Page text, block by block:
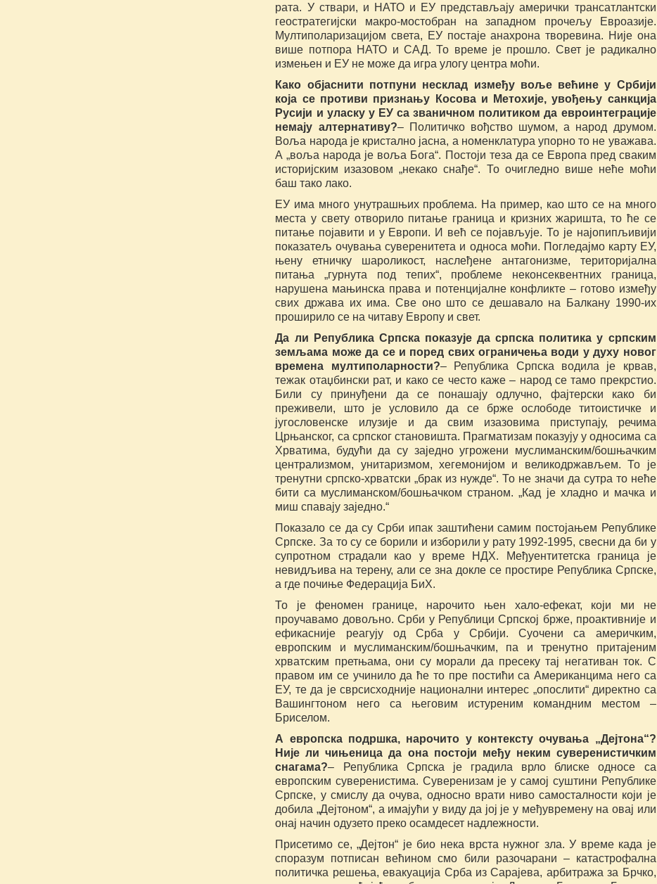
рата. У ствари, и НАТО и ЕУ представљају амерички трансатлантски
геостратегијски макро-мостобран на западном прочељу Евроазије.
Мултиполаризацијом света, ЕУ постаје анахрона творевина. Није она
више потпора НАТО и САД. То време је прошло. Свет је радикално
измењен и ЕУ не може да игра улогу центра моћи.
Како објаснити потпуни несклад између воље већине у Србији
која се противи признању Косова и Метохије, увођењу санкција
Русији и уласку у ЕУ са званичном политиком да евроинтеграције
немају алтернативу?– Политичко вођство шумом, а народ друмом.
Воља народа је кристално јасна, а номенклатура упорно то не уважава.
А „воља народа је воља Бога“. Постоји теза да се Европа пред сваким
историјским изазовом „некако снађе“. То очигледно више неће моћи
баш тако лако.
ЕУ има много унутрашњих проблема. На пример, као што се на много
места у свету отворило питање граница и кризних жаришта, то ће се
питање појавити и у Европи. И већ се појављује. То је најопипљивији
показатељ очувања суверенитета и односа моћи. Погледајмо карту ЕУ,
њену етничку шароликост, наслеђене антагонизме, територијална
питања „гурнута под тепих“, проблеме неконсеквентних граница,
нарушена мањинска права и потенцијалне конфликте – готово између
свих држава их има. Све оно што се дешавало на Балкану 1990-их
проширило се на читаву Европу и свет.
Да ли Република Српска показује да српска политика у српским
земљама може да се и поред свих ограничења води у духу новог
времена мултиполарности?– Република Српска водила је крвав,
тежак отаџбински рат, и како се често каже – народ се тамо прекрстио.
Били су принуђени да се понашају одлучно, фајтерски како би
преживели, што је условило да се брже ослободе титоистичке и
југословенске илузије и да свим изазовима приступају, речима
Црњанског, са српског становишта. Прагматизам показују у односима са
Хрватима, будући да су заједно угрожени муслиманским/бошњачким
централизмом, унитаризмом, хегемонијом и великодржављем. То је
тренутни српско-хрватски „брак из нужде“. То не значи да сутра то неће
бити са муслиманском/бошњачком страном. „Кад је хладно и мачка и
миш спавају заједно.“
Показало се да су Срби ипак заштићени самим постојањем Републике
Српске. За то су се борили и изборили у рату 1992-1995, свесни да би у
супротном страдали као у време НДХ. Међуентитетска граница је
невидљива на терену, али се зна докле се простире Република Српске,
а где почиње Федерација БиХ.
То је феномен границе, нарочито њен хало-ефекат, који ми не
проучавамо довољно. Срби у Републици Српској брже, проактивније и
ефикасније реагују од Срба у Србији. Суочени са америчким,
европским и муслиманским/бошњачким, па и тренутно притајеним
хрватским претњама, они су морали да пресеку тај негативан ток. С
правом им се учинило да ће то пре постићи са Американцима него са
ЕУ, те да је сврсисходније национални интерес „опослити“ директно са
Вашингтоном него са његовим истуреним командним местом –
Бриселом.
А европска подршка, нарочито у контексту очувања „Дејтона“?
Није ли чињеница да она постоји међу неким суверенистичким
снагама?– Република Српска је градила врло блиске односе са
европским суверенистима. Суверенизам је у самој суштини Републике
Српске, у смислу да очува, односно врати ниво самосталности који је
добила „Дејтоном“, а имајући у виду да јој је у међувремену на овај или
онај начин одузето преко осамдесет надлежности.
Присетимо се, „Дејтон“ је био нека врста нужног зла. У време када је
споразум потписан већином смо били разочарани – катастрофална
политичка решења, евакуација Срба из Сарајева, арбитража за Брчко,